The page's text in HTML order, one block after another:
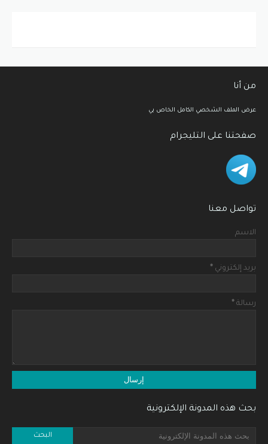
من أنا
عرض الملف الشخصي الكامل الخاص بي
صفحتنا على التليجرام
تواصل معنا
الاسم
بريد إلكتروني *
رسالة *
بحث هذه المدونة الإلكترونية